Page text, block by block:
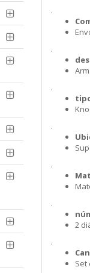
.
.
.
.
.
.
2
.
Set